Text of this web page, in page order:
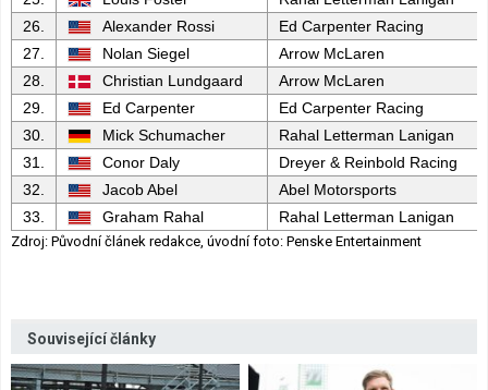
26.
Alexander Rossi
Ed Carpenter Racing
27.
Nolan Siegel
Arrow McLaren
28.
Christian Lundgaard
Arrow McLaren
29.
Ed Carpenter
Ed Carpenter Racing
30.
Mick Schumacher
Rahal Letterman Lanigan
31.
Conor Daly
Dreyer & Reinbold Racing
32.
Jacob Abel
Abel Motorsports
33.
Graham Rahal Rahal Letterman Lanigan
Zdroj: Původní článek redakce, úvodní foto: Penske Entertainment
Související články